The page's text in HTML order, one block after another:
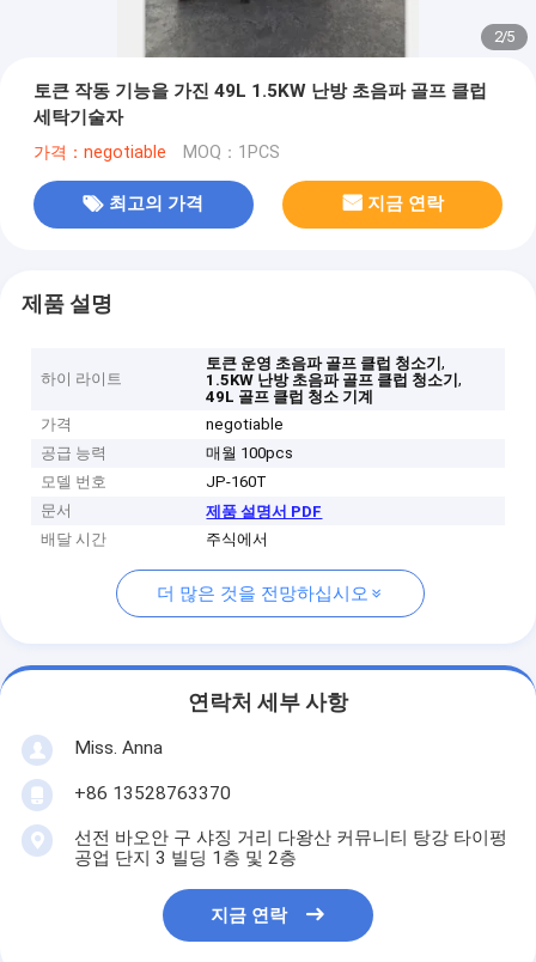
2/5
토큰 작동 기능을 가진 49L 1.5KW 난방 초음파 골프 클럽
세탁기술자
가격：negotiable MOQ：1PCS
최고의 가격 지금 연락
제품 설명
하이 라이트
토큰 운영 초음파 골프 클럽 청소기,
1.5KW 난방 초음파 골프 클럽 청소기,
49L 골프 클럽 청소 기계
가격
negotiable
공급 능력
매월 100pcs
모델 번호
JP-160T
문서
제품 설명서 PDF
배달 시간
주식에서
더 많은 것을 전망하십시오
연락처 세부 사항
Miss. Anna
+86 13528763370
선전 바오안 구 샤징 거리 다왕산 커뮤니티 탕강 타이펑
공업 단지 3 빌딩 1층 및 2층
지금 연락